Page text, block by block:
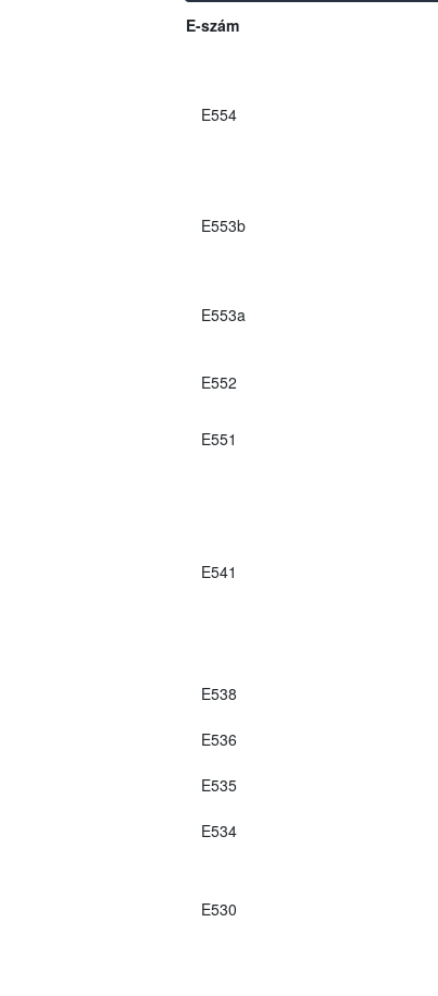
E-szám
E554
E553b
E553a
E552
E551
E541
E538
E536
E535
E534
E530